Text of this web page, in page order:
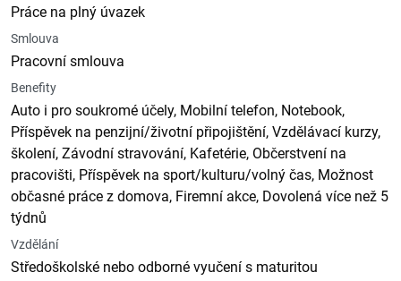
Práce na plný úvazek
Smlouva
Pracovní smlouva
Benefity
Auto i pro soukromé účely, Mobilní telefon, Notebook,
Příspěvek na penzijní/životní připojištění, Vzdělávací kurzy,
školení, Závodní stravování, Kafetérie, Občerstvení na
pracovišti, Příspěvek na sport/kulturu/volný čas, Možnost
občasné práce z domova, Firemní akce, Dovolená více než 5
týdnů
Vzdělání
Středoškolské nebo odborné vyučení s maturitou